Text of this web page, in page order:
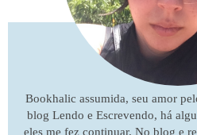
Bookhalic assumida, seu amor
blog Lendo e Escrevendo, há
eles me fez continuar. No blog e